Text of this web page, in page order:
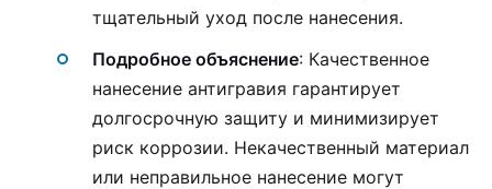
тщательный уход после нанесения.
Подробное объяснение: Качественное
нанесение антигравия гарантирует
долгосрочную защиту и минимизирует
риск коррозии. Некачественный материал
или неправильное нанесение могут